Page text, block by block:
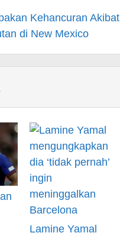
Kehancuran Akibat
di New Mexico
Lamine Yamal